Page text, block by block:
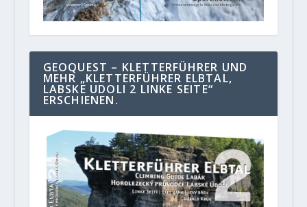
GEOQUEST – KLETTERFÜHRER UND
MEHR „KLETTERFÜHRER ELBTAL,
LABSKE UDOLI 2 LINKE SEITE“
ERSCHIENEN.